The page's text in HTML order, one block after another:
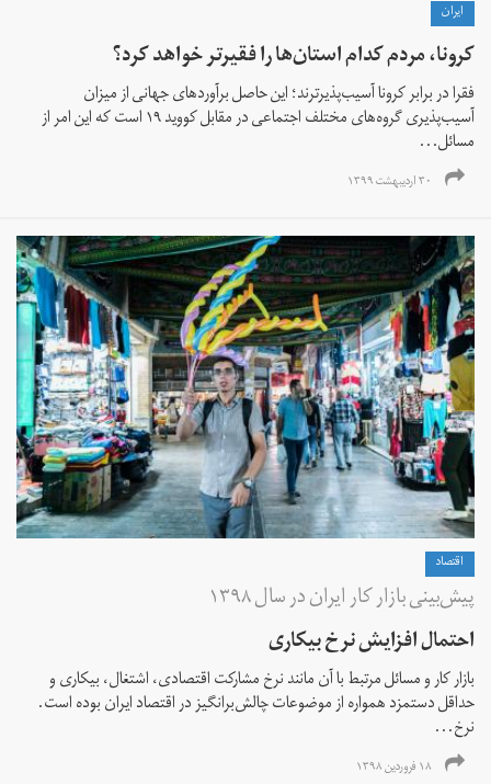
ايران
کرونا، مردم کدام استان‌ها را فقیرتر خواهد کرد؟
فقرا در برابر کرونا آسیب‌پذیرترند؛ این حاصل برآوردهای جهانی از میزان
آسیب‌پذیری گروه‌های مختلف اجتماعی در مقابل کووید ۱۹ است که این امر از
مسائل...
۳۰ اردیبهشت ۱۳۹۹
اقتصاد
پیش‌بینی بازار کار ایران در سال ۱۳۹۸
احتمال افزایش نرخ بیکاری
بازار کار و مسائل مرتبط با آن مانند نرخ مشارکت اقتصادی، اشتغال، بیکاری و
حداقل دستمزد همواره از موضوعات چالش‌برانگیز در اقتصاد ایران بوده است.
نرخ...
۱۸ فروردین ۱۳۹۸